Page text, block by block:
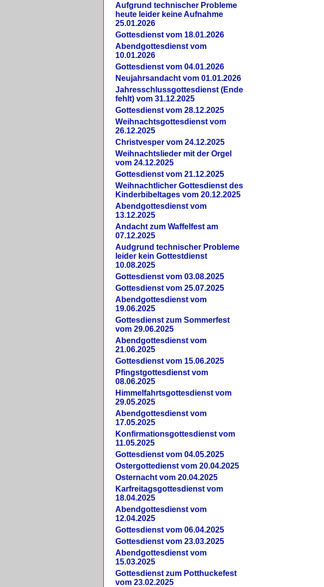
Aufgrund technischer Probleme
heute leider keine Aufnahme
25.01.2026
Gottesdienst vom 18.01.2026
Abendgottesdienst vom
10.01.2026
Gottesdienst vom 04.01.2026
Neujahrsandacht vom 01.01.2026
Jahresschlussgottesdienst (Ende
fehlt) vom 31.12.2025
Gottesdienst vom 28.12.2025
Weihnachtsgottesdienst vom
26.12.2025
Christvesper vom 24.12.2025
Weihnachtslieder mit der Orgel
vom 24.12.2025
Gottesdienst vom 21.12.2025
Weihnachtlicher Gottesdienst des
Kinderbibeltages vom 20.12.2025
Abendgottesdienst vom
13.12.2025
Andacht zum Waffelfest am
07.12.2025
Audgrund technischer Probleme
leider kein Gottestdienst
10.08.2025
Gottesdienst vom 03.08.2025
Gottesdienst vom 25.07.2025
Abendgottesdienst vom
19.06.2025
Gottesdienst zum Sommerfest
vom 29.06.2025
Abendgottesdienst vom
21.06.2025
Gottesdienst vom 15.06.2025
Pfingstgottesdienst vom
08.06.2025
Himmelfahrtsgottesdienst vom
29.05.2025
Abendgottesdienst vom
17.05.2025
Konfirmationsgottesdienst vom
11.05.2025
Gottesdienst vom 04.05.2025
Ostergottedienst vom 20.04.2025
Osternacht vom 20.04.2025
Karfreitagsgottesdienst vom
18.04.2025
Abendgottesdienst vom
12.04.2025
Gottesdienst vom 06.04.2025
Gottesdienst vom 23.03.2025
Abendgottesdienst vom
15.03.2025
Gottesdienst zum Potthuckefest
vom 23.02.2025